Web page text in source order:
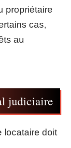
propriétaire
cas,
au
judiciaire
locataire doit